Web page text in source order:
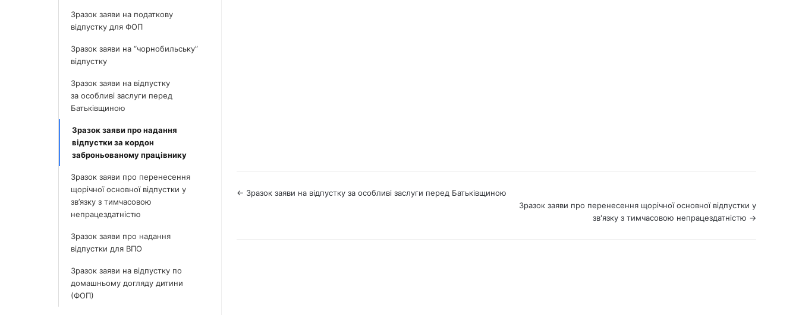
Зразок заяви на податкову
відпустку для ФОП
Зразок заяви на “чорнобильську”
відпустку
Зразок заяви на відпустку
за особливі заслуги перед
Батьківщиною
Зразок заяви про надання
відпустки за кордон
заброньованому працівнику
Зразок заяви про перенесення
щорічної основної відпустки у
зв’язку з тимчасовою
непрацездатністю
Зразок заяви про надання
відпустки для ВПО
Зразок заяви на відпустку по
домашньому догляду дитини
(ФОП)
Навігація
← Зразок заяви на відпустку за особливі заслуги перед Батьківщиною
Зразок заяви про перенесення щорічної основної відпустки у
зв'язку з тимчасовою непрацездатністю →